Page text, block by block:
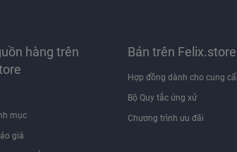
hàng trên
mục
giá
Bán trên Felix.store
Hợp đồng dành cho cung
Bộ Quy tắc ứng xử
Chương trình ưu đãi